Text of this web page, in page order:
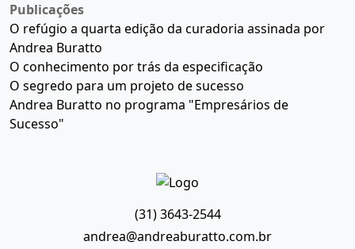
Publicações
O refúgio a quarta edição da curadoria assinada por
Andrea Buratto
O conhecimento por trás da especificação
O segredo para um projeto de sucesso
Andrea Buratto no programa "Empresários de
Sucesso"
(31) 3643-2544
andrea@andreaburatto.com.br